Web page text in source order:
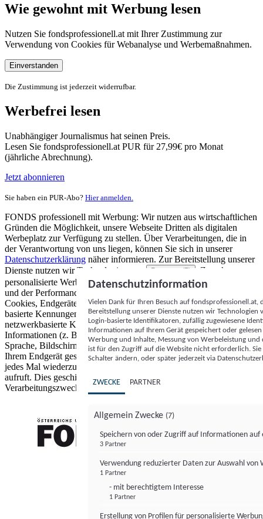
Wie gewohnt mit Werbung lesen
Nutzen Sie fondsprofessionell.at mit Ihrer Zustimmung zur
Verwendung von Cookies für Webanalyse und Werbemaßnahmen.
Einverstanden
Die Zustimmung ist jederzeit widerrufbar.
Werbefrei lesen
Unabhängiger Journalismus hat seinen Preis.
Lesen Sie fondsprofessionell.at PUR für 27,99€ pro Monat
(jährliche Abrechnung).
Jetzt abonnieren
Sie haben ein PUR-Abo? Hier anmelden.
FONDS professionell mit Werbung: Wir nutzen aus wirtschaftlichen
Gründen die Möglichkeit, unsere Webseite Dritten als digitalen
Werbeplatz zur Verfügung zu stellen. Über Verarbeitungen, die in
der Verantwortung von uns liegen, können Sie sich in unserer
Datenschutzerklärung näher informieren. Zur Bereitstellung unserer
Dienste nutzen wir Technologien von
Partnern (5)
. Zwecke:
personalisierte Werbung und Inhalte, Messung von Werbeleistung
und der Performance von Inhalten sowie Zielgruppenforschung.
Cookies, Endgeräte- oder ähnliche Online-Kennungen (z. B. login-
basierte Kennungen, zufällig generierte Kennungen,
netzwerkbasierte Kennungen) können zusammen mit anderen
Informationen (z. B. Browsertyp und Browserinformationen,
Sprache, Bildschirmgröße, unterstützte Technologien usw.) auf
Ihrem Endgerät gespeichert oder von dort ausgelesen werden, um es
jedes Mal wiederzuerkennen, wenn es eine App oder einer Webseite
aufruft. Dies geschieht für einen oder mehrere der hier aufgeführten
Verarbeitungszwecke.
Datenschutzinformation
Vielen Dank für Ihren Besuch auf
Bereitstellung unserer Dienste nutzen wir Technologien
Login-basierte Identifikatoren, zufällig zugewiesene
Informationen auf Ihrem Gerät gespeichert oder
Werbung und Inhalte, Messung von Werbeleistung
ist für den Zugriff auf die Website nicht erforderlich.
Schalter ändern, oder später jederzeit via
ZWECKE PARTNER
Allgemein Zwecke (7)
Speichern von oder Zugriff auf Informationen auf
3 Partner
Verwendung reduzierter Daten zur Auswahl von
1 Partner
- mit berechtigtem Interesse
1 Partner
Erstellung von Profilen für personalisierte
FONDS professionell